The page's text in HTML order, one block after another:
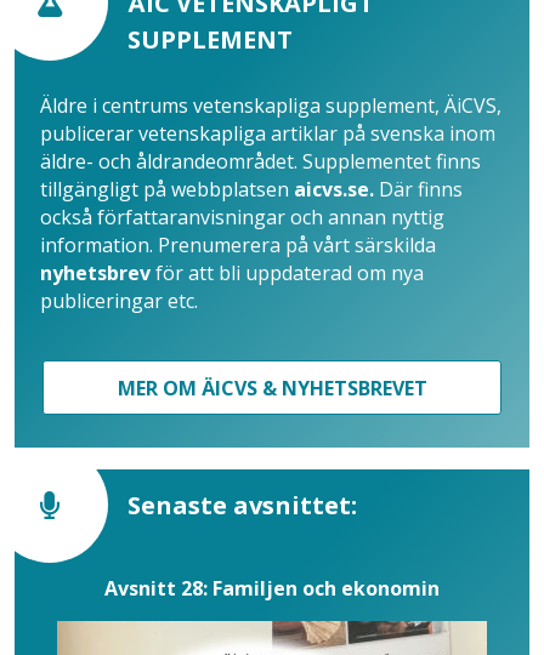
SUPPLEMENT
Äldre i centrums vetenskapliga supplement, ÄiCVS,
publicerar vetenskapliga artiklar på svenska inom
äldre- och åldrandeområdet. Supplementet finns
tillgängligt på webbplatsen aicvs.se. Där finns
också författaranvisningar och annan nyttig
information. Prenumerera på vårt särskilda
nyhetsbrevför att bli uppdaterad om nya
publiceringar etc.
MER OM ÄICVS & NYHETSBREVET
Senaste avsnittet:
Avsnitt 28: Familjen och ekonomin